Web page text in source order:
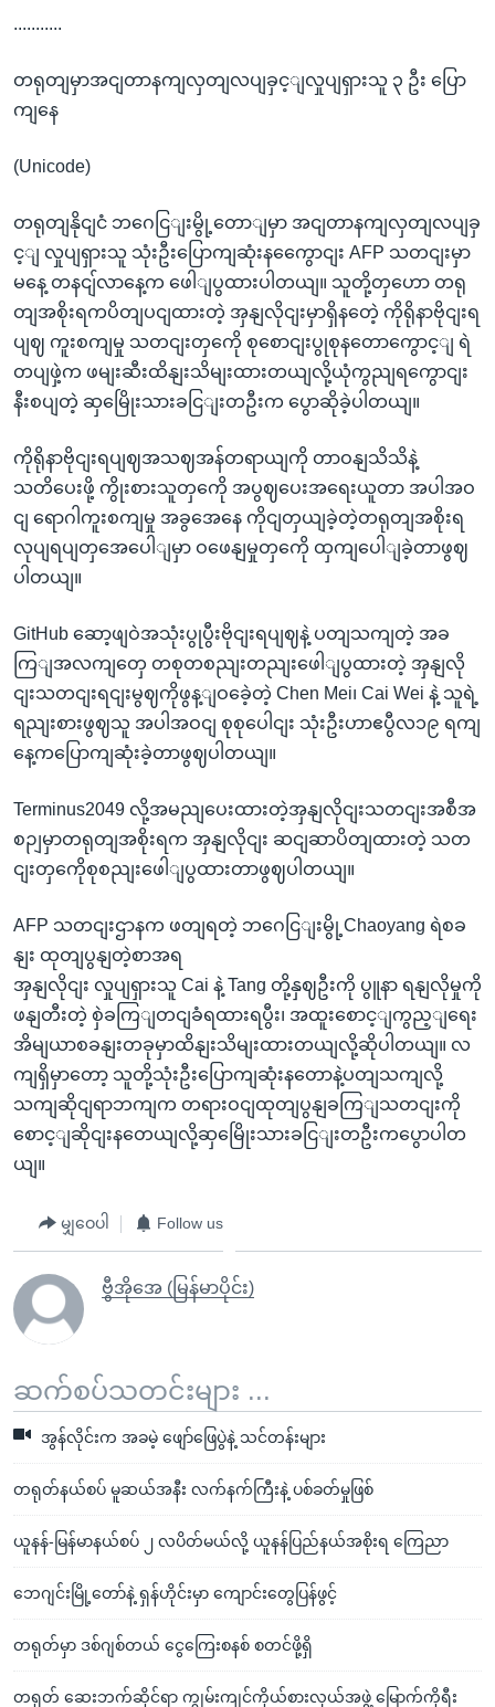
...........
တရုတျမှာအငျတာနကျလှတျလပျခှင့ျလှုပျရှားသူ ၃ ဦး ပြော
ကျနေ
(Unicode)
တရုတျနိုငျငံ ဘဂေငြျးမွို့တောျမှာ အငျတာနကျလှတျလပျခှ
င့ျ လှုပျရှားသူ သုံးဦးပြောကျဆုံးနကွေောငျး AFP သတငျးမှာ
မနေ့ တနငျ်လာနေ့က ဖေါျပွထားပါတယျ။ သူတို့တှဟော တရု
တျအစိုးရကပိတျပငျထားတဲ့ အှနျလိုငျးမှာရှိနတေဲ့ ကိုရိုနာဗိုငျးရ
ပျဈ ကူးစကျမှု သတငျးတှကေို စုစောငျးပွုစုနတောကွောင့ျ ရဲ
တပျဖှဲ့က ဖမျးဆီးထိနျးသိမျးထားတယျလို့ယုံကွညျရကွောငျး
နီးစပျတဲ့ ဆှမြေိုးသားခငြျးတဦးက ပွောဆိုခဲ့ပါတယျ။
ကိုရိုနာဗိုငျးရပျဈအသဈအန်တရာယျကို တာဝနျသိသိနဲ့
သတိပေးဖို့ ကွိုးစားသူတှကေို အပွဈပေးအရေးယူတာ အပါအဝ
ငျ ရောဂါကူးစကျမှု အခွအေနေ ကိုငျတှယျခဲ့တဲ့တရုတျအစိုးရ
လုပျရပျတှအေပေါျမှာ ဝဖေနျမှုတှကေို ထှကျပေါျခဲ့တာဖွဈ
ပါတယျ။
GitHub ဆော့ဖျဝဲအသုံးပွုပွီးဗိုငျးရပျဈနဲ့ ပတျသကျတဲ့ အခ
ကြျအလကျတှေ တစုတစညျးတညျးဖေါျပွထားတဲ့ အှနျလို
ငျးသတငျးရငျးမွဈကိုဖွန့ျဝခေဲ့တဲ့ Chen Mei၊ Cai Wei နဲ့ သူရဲ့
ရညျးစားဖွဈသူ အပါအဝငျ စုစုပေါငျး သုံးဦးဟာဧပွီလ၁၉ ရကျ
နေ့ကပြောကျဆုံးခဲ့တာဖွဈပါတယျ။
Terminus2049 လို့အမညျပေးထားတဲ့အှနျလိုငျးသတငျးအစီအ
စဉျမှာတရုတျအစိုးရက အှနျလိုငျး ဆငျဆာပိတျထားတဲ့ သတ
ငျးတှကေိုစုစညျးဖေါျပွထားတာဖွဈပါတယျ။
AFP သတငျးဌာနက ဖတျရတဲ့ ဘဂေငြျးမွို့Chaoyang ရဲစခ
နျး ထုတျပွနျတဲ့စာအရ
အှနျလိုငျး လှုပျရှားသူ Cai နဲ့ Tang တို့နှဈဦးကို ပွူနာ ရနျလိုမှုကို
ဖနျတီးတဲ့ စှဲခကြျတငျခံရထားရပွီး၊ အထူးစောင့ျကွည့ျရေး
အိမျယာစခနျးတခုမှာထိနျးသိမျးထားတယျလို့ဆိုပါတယျ။ လ
ကျရှိမှာတော့ သူတို့သုံးဦးပြောကျဆုံးနတောနဲ့ပတျသကျလို့
သကျဆိုငျရာဘကျက တရားဝငျထုတျပွနျခကြျသတငျးကို
စောင့ျဆိုငျးနတေယျလို့ဆှမြေိုးသားခငြျးတဦးကပွောပါတ
ယျ။
မျှဝေပါ Follow us
ဗွီအိုအေ (မြန်မာပိုင်း)
ဆက်စပ်သတင်းများ ...
အွန်လိုင်းက အခမဲ့ ဖျော်ဖြေပွဲနဲ့ သင်တန်းများ
တရုတ်နယ်စပ် မူဆယ်အနီး လက်နက်ကြီးနဲ့ ပစ်ခတ်မှုဖြစ်
ယူနန်-မြန်မာနယ်စပ် ၂ လပိတ်မယ်လို့ ယူနန်ပြည်နယ်အစိုးရ ကြေညာ
ဘေဂျင်းမြို့တော်နဲ့ ရှန်ဟိုင်းမှာ ကျောင်းတွေပြန်ဖွင့်
တရုတ်မှာ ဒစ်ဂျစ်တယ် ငွေကြေးစနစ် စတင်ဖို့ရှိ
တရုတ် ဆေးဘက်ဆိုင်ရာ ကျွမ်းကျင်ကိုယ်စားလှယ်အဖွဲ့ မြောက်ကိုရီး